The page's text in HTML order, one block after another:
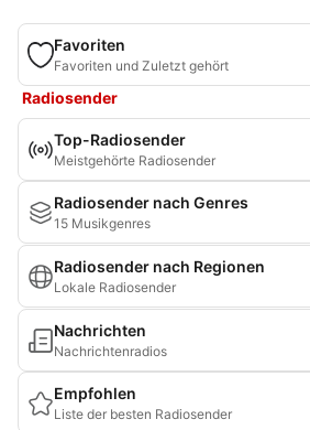
Favoriten
Favoriten und Zuletzt gehört
Radiosender
Top-Radiosender
Meistgehörte Radiosender
Radiosender nach Genres
15 Musikgenres
Radiosender nach Regionen
Lokale Radiosender
Nachrichten
Nachrichtenradios
Empfohlen
Liste der besten Radiosender